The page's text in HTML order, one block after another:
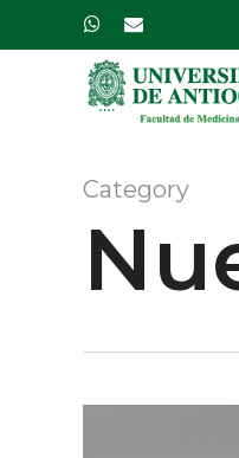
to
whatsapp
email
Category